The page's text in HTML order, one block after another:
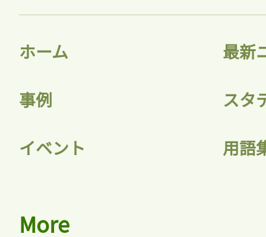
ホーム 最新
事例 スタ
イベント 用語
More